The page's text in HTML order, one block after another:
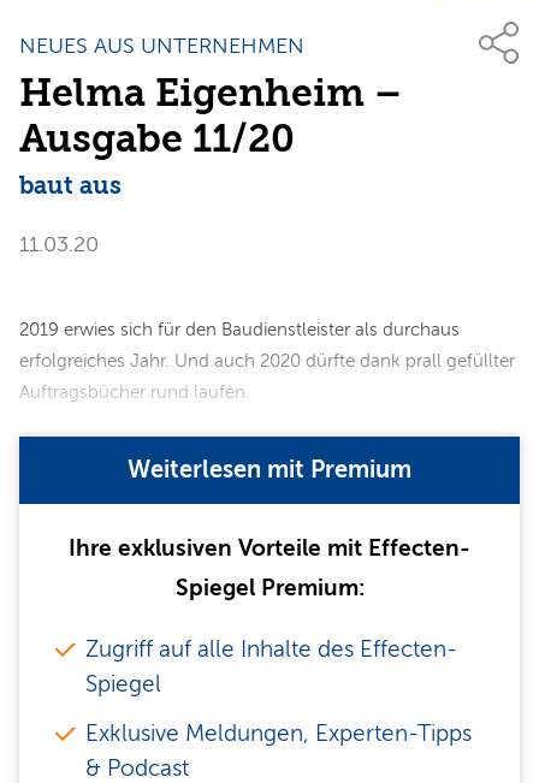
NEUES AUS UNTERNEHMEN
Helma Eigenheim –
Ausgabe 11/20
baut aus
11.03.20
​​​​​​​2019 erwies sich für den Baudienstleister als durchaus
erfolgreiches Jahr. Und auch 2020 dürfte dank prall gefüllter
Auftragsbücher rund laufen.
Weiterlesen mit Premium
Ihre exklusiven Vorteile mit Effecten-
Spiegel Premium:
Zugriff auf alle Inhalte des Effecten-
Spiegel
Exklusive Meldungen, Experten-Tipps
& Podcast